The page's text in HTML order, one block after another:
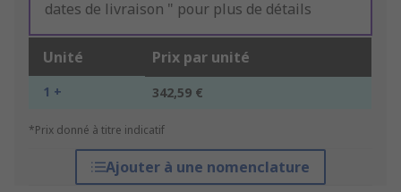
dates de livraison " pour plus de détails
Unité Prix par unité
1 + 342,59 €
*Prix donné à titre indicatif
Ajouter à une nomenclature